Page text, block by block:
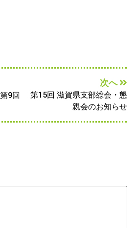
9回
次へ
第15回 滋賀県支部総会・懇
親会のお知らせ